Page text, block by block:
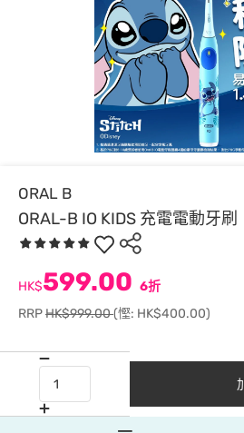
ORAL B
ORAL-B IO KIDS 充電電動牙刷
HK$599.00 6折
RRPHK$999.00(慳: HK$400.00)